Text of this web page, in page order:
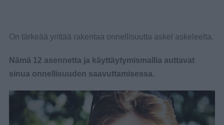
On tärkeää yrittää rakentaa onnellisuutta askel askeleelta.
Nämä 12 asennetta ja käyttäytymismallia auttavat
sinua onnellisuuden saavuttamisessa.